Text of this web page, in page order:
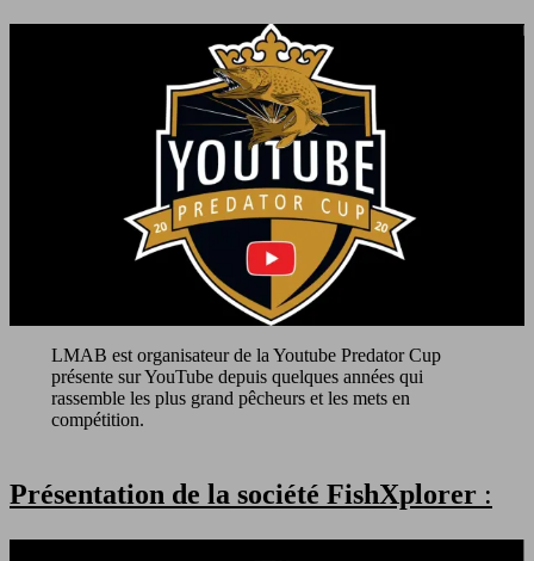
LMAB est organisateur de la Youtube Predator Cup
présente sur YouTube depuis quelques années qui
rassemble les plus grand pêcheurs et les mets en
compétition.
Présentation de la société FishXplorer :